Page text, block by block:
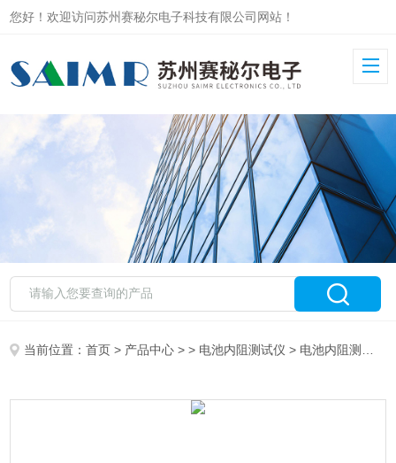
您好！欢迎访问苏州赛秘尔电子科技有限公司网站！
当前位置：首页 > 产品中心 > > 电池内阻测试仪 > 电池内阻测试仪3561